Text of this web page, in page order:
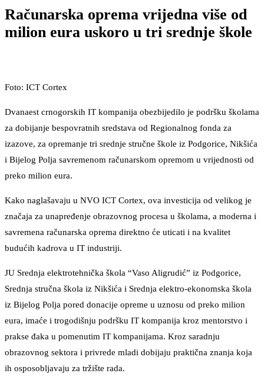
Računarska oprema vrijedna više od
milion eura uskoro u tri srednje škole
Foto: ICT Cortex
Dvanaest crnogorskih IT kompanija obezbijedilo je podršku školama
za dobijanje bespovratnih sredstava od Regionalnog fonda za
izazove, za opremanje tri srednje stručne škole iz Podgorice, Nikšića
i Bijelog Polja savremenom računarskom opremom u vrijednosti od
preko milion eura.
Kako naglašavaju u NVO ICT Cortex, ova investicija od velikog je
značaja za unapređenje obrazovnog procesa u školama, a moderna i
savremena računarska oprema direktno će uticati i na kvalitet
budućih kadrova u IT industriji.
JU Srednja elektrotehnička škola “Vaso Aligrudić” iz Podgorice,
Srednja stručna škola iz Nikšića i Srednja elektro-ekonomska škola
iz Bijelog Polja pored donacije opreme u uznosu od preko milion
eura, imaće i trogodišnju podršku IT kompanija kroz mentorstvo i
prakse đaka u pomenutim IT kompanijama. Kroz saradnju
obrazovnog sektora i privrede mladi dobijaju praktična znanja koja
ih osposobljavaju za tržište rada.